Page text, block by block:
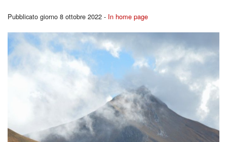
Canale YouTutube
Rubriche
I
Pregare la Parola
Pubblicato giorno 8 ottobre 2022 - In home page